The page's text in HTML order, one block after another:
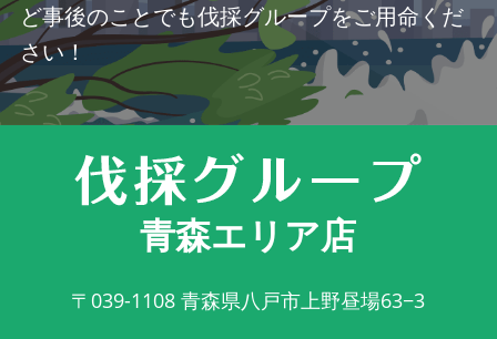
ど事後のことでも伐採グループをご用命くだ
さい！
青森エリア店
〒039-1108 青森県八戸市上野昼場63−3